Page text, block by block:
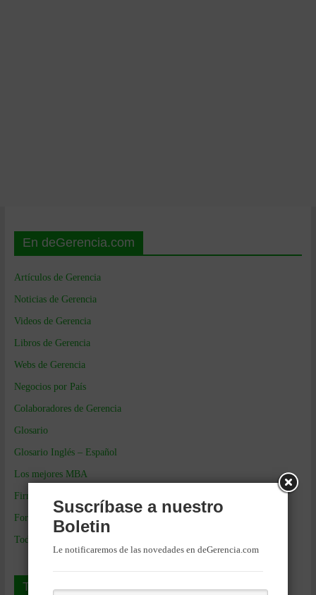
En deGerencia.com
Artículos de Gerencia
Noticias de Gerencia
Videos de Gerencia
Libros de Gerencia
Webs de Gerencia
Negocios por País
Colaboradores de Gerencia
Glosario
Glosario Inglés – Español
Los mejores MBA
Firmas de Gerencia
Formación de Gerencia
Todos los Temas
Temas de Gerencia
Suscríbase a nuestro
Boletin
Le notificaremos de las novedades en deGerencia.com